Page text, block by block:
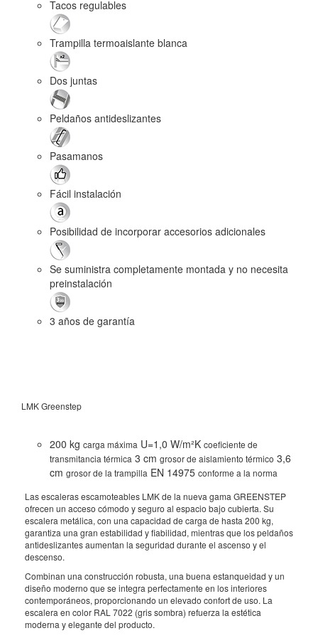
Tacos regulables
Trampilla termoaislante blanca
Dos juntas
Peldaños antideslizantes
Pasamanos
Fácil instalación
Posibilidad de incorporar accesorios adicionales
Se suministra completamente montada y no necesita
preinstalación
3 años de garantía
LMK Greenstep
200 kg carga máxima U=1,0 W/m²K coeficiente de
transmitancia térmica 3 cm grosor de aislamiento térmico 3,6
cm grosor de la trampilla EN 14975 conforme a la norma
Las escaleras escamoteables LMK de la nueva gama GREENSTEP
ofrecen un acceso cómodo y seguro al espacio bajo cubierta. Su
escalera metálica, con una capacidad de carga de hasta 200 kg,
garantiza una gran estabilidad y fiabilidad, mientras que los peldaños
antideslizantes aumentan la seguridad durante el ascenso y el
descenso.
Combinan una construcción robusta, una buena estanqueidad y un
diseño moderno que se integra perfectamente en los interiores
contemporáneos, proporcionando un elevado confort de uso. La
escalera en color RAL 7022 (gris sombra) refuerza la estética
moderna y elegante del producto.